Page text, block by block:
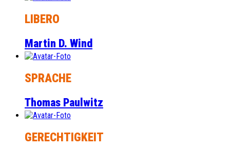
LIBERO
Martin D. Wind
SPRACHE
Thomas Paulwitz
GERECHTIGKEIT